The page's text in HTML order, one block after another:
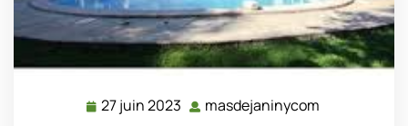
27 juin 2023 27 masdejaninycom